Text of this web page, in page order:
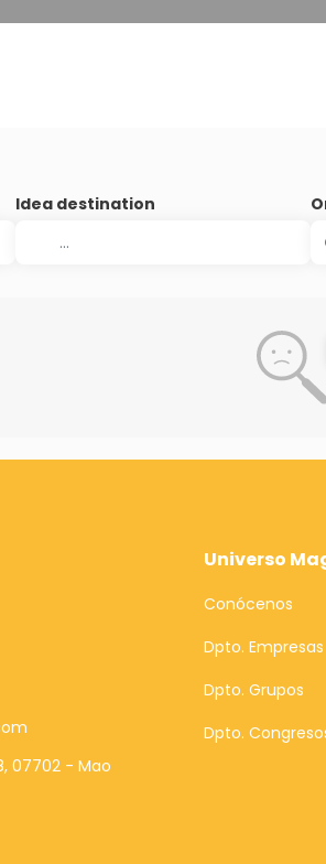
Idea destination
, 07702 - Mao
Universo
Conócenos
Dpto. Empresas
Dpto. Grupos
Dpto.